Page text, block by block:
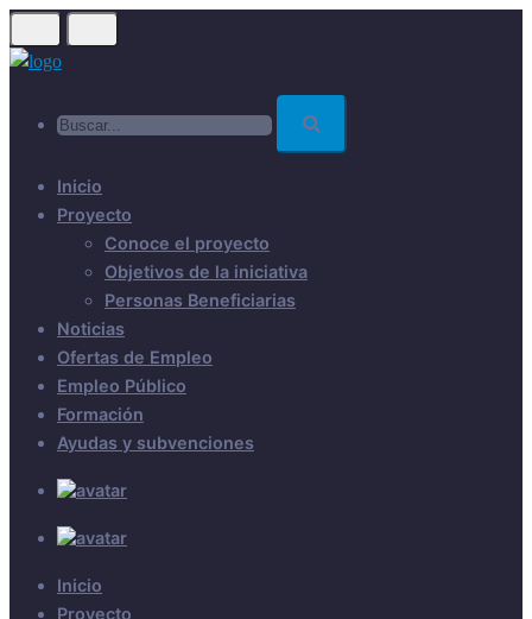
Skip
to
Inicio
Proyecto
Conoce el proyecto
Objetivos de la iniciativa
Personas Beneficiarias
Noticias
Ofertas de Empleo
Empleo Público
Formación
Ayudas y subvenciones
Inicio
Proyecto